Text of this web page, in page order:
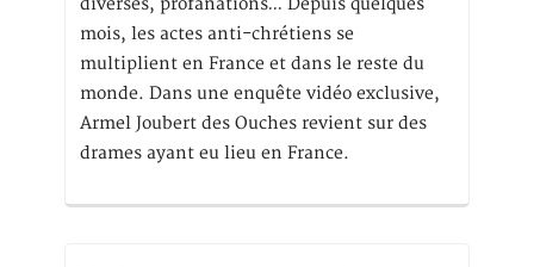
diverses, profanations… Depuis quelques
mois, les actes anti-chrétiens se
multiplient en France et dans le reste du
monde. Dans une enquête vidéo exclusive,
Armel Joubert des Ouches revient sur des
drames ayant eu lieu en France.